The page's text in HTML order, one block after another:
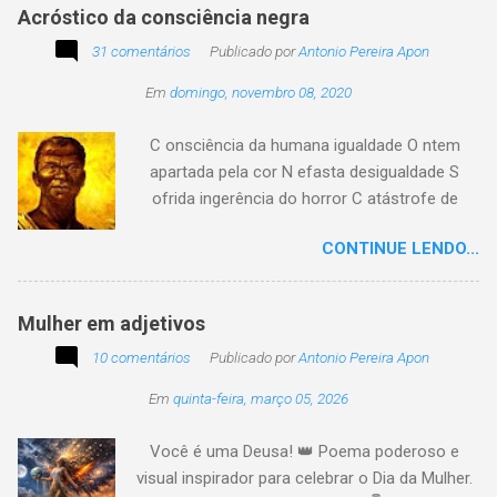
apenas passe alheio a tudo, tem quem aprenda
com o passar... Eu tenho aprendido:
Acróstico da consciência negra
31 comentários Publicado porAntonio Pereira Apon
Em domingo, novembro 08, 2020
C onsciência da humana igualdade O ntem
apartada pela cor N efasta desigualdade S
ofrida ingerência do horror C atástrofe de
tempo o preito N egritude sempre linda C ultura
multicolor I rmanados na cidadania A gentes
CONTINUE LENDO...
Mulher em adjetivos
10 comentários Publicado porAntonio Pereira Apon
Em quinta-feira, março 05, 2026
Você é uma Deusa! 👑 Poema poderoso e
visual inspirador para celebrar o Dia da Mulher.